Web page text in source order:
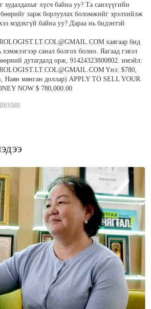
худалдахыг хүсч байна уу? Та санхүүгийн
зарж борлуулах боломжийг эрэлхийлж
мэдэхгүй байна уу? Дараа нь бидэнтэй
хаягаар бид
санал болгох болно. Яагаад гэвэл
дутагдалд орж, 91424323800802. имэйл:
Yнэ: $780,
Наян мянган доллар) APPLY TO SELL YOUR
NOW $ 780,000.00